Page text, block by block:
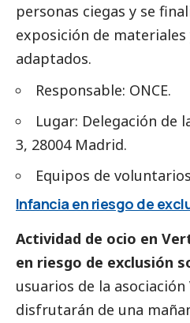
personas ciegas y se
exposición de materiales
adaptados.
Responsable: ONCE.
Lugar: Delegación de
3, 28004 Madrid.
Equipos de
Infancia en riesgo de
Actividad de ocio en
en riesgo de exclusión
usuarios de la asociación
disfrutarán de una